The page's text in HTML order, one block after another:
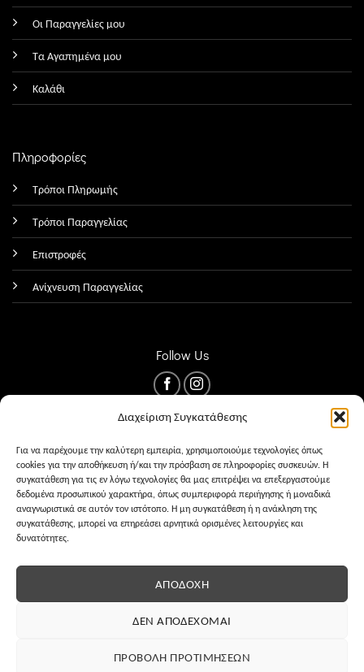
Διαχείριση Συγκατάθεσης
Για να παρέχουμε την καλύτερη εμπειρία, χρησιμοποιούμε τεχνολογίες όπως
cookies για την αποθήκευση ή/και την πρόσβαση σε πληροφορίες συσκευών. Η
συγκατάθεση για τις εν λόγω τεχνολογίες θα μας επιτρέψει να επεξεργαστούμε
δεδομένα προσωπικού χαρακτήρα, όπως συμπεριφορά περιήγησης ή μοναδικά
αναγνωριστικά σε αυτόν τον ιστότοπο. Η μη συγκατάθεση ή η ανάκληση της
συγκατάθεσης, μπορεί να επηρεάσει αρνητικά ορισμένες λειτουργίες και
δυνατότητες.
ΑΠΟΔΟΧΉ
ΔΕΝ ΑΠΟΔΈΧΟΜΑΙ
ΠΡΟΒΟΛΉ ΠΡΟΤΙΜΉΣΕΩΝ
Οι Παραγγελίες μου
Τα Αγαπημένα μου
Καλάθι
Πληροφορίες
Τρόποι Πληρωμής
Τρόποι Παραγγελίας
Επιστροφές
Ανίχνευση Παραγγελίας
Follow Us
PRIVACY